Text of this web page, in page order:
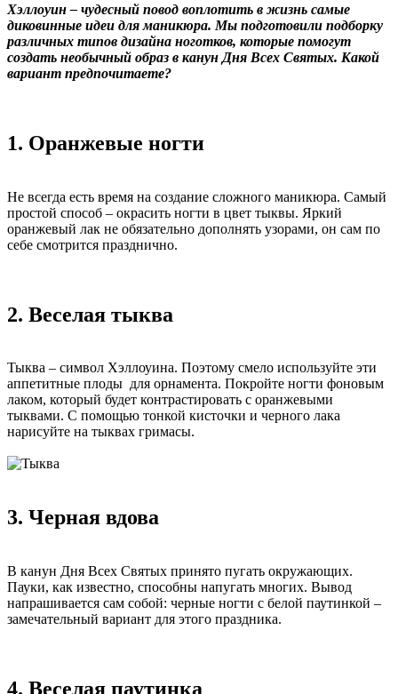
Хэллоуин – чудесный повод воплотить в жизнь самые
диковинные идеи для маникюра. Мы подготовили подборку
различных типов дизайна ноготков, которые помогут
создать необычный образ в канун Дня Всех Святых. Какой
вариант предпочитаете?
1. Оранжевые ногти
Не всегда есть время на создание сложного маникюра. Самый
простой способ – окрасить ногти в цвет тыквы. Яркий
оранжевый лак не обязательно дополнять узорами, он сам по
себе смотрится празднично.
2. Веселая тыква
Тыква – символ Хэллоуина. Поэтому смело используйте эти
аппетитные плоды для орнамента. Покройте ногти фоновым
лаком, который будет контрастировать с оранжевыми
тыквами. С помощью тонкой кисточки и черного лака
нарисуйте на тыквах гримасы.
3. Черная вдова
В канун Дня Всех Святых принято пугать окружающих.
Пауки, как известно, способны напугать многих. Вывод
напрашивается сам собой: черные ногти с белой паутинкой –
замечательный вариант для этого праздника.
4. Веселая паутинка